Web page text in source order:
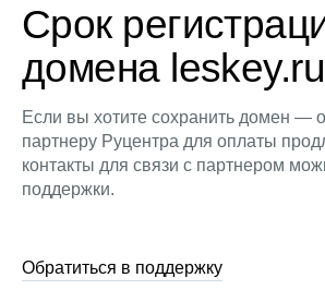
Срок
домена
Если вы хотите сохранить домен —
партнеру Руцентра для оплаты
контакты для связи с партнером
поддержки.
Обратиться в поддержку